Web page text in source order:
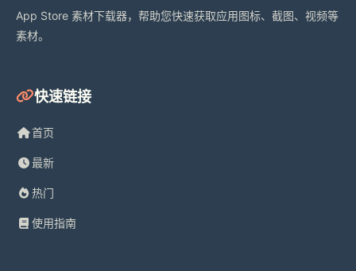
App Store 素材下载器，帮助您快速获取应用图标、截图、视频等
素材。
快速链接
首页
最新
热门
使用指南